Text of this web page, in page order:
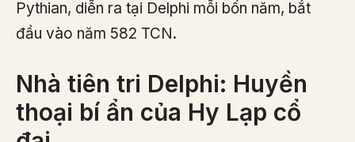
Pythian, diễn ra tại Delphi mỗi bốn năm, bắt
đầu vào năm 582 TCN.
Nhà tiên tri Delphi: Huyền
thoại bí ẩn của Hy Lạp cổ